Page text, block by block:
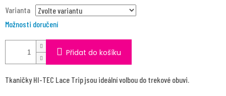
Varianta
Možnosti doručení
Přidat do košíku
Tkaničky HI-TEC Lace Trip jsou ideální volbou do trekové obuvi.